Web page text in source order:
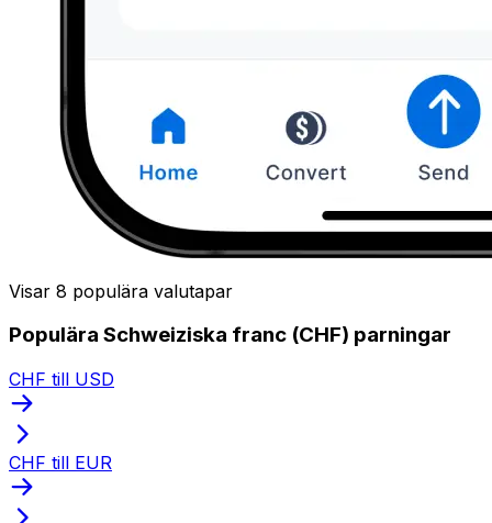
Visar 8 populära valutapar
Populära Schweiziska franc (CHF) parningar
CHF till USD
CHF till EUR